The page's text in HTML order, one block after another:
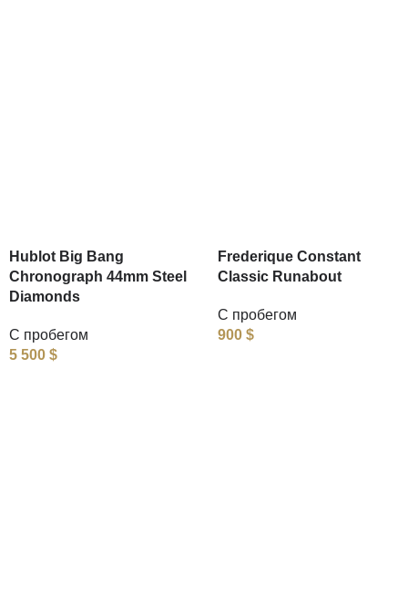
Hublot Big Bang
Chronograph 44mm Steel
Diamonds
С пробегом
5 500 $
Frederique Constant
Classic Runabout
С пробегом
900 $